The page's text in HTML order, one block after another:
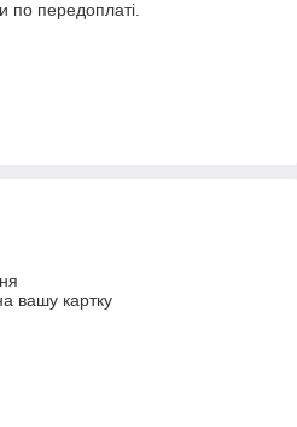
по передоплаті.
вашу картку